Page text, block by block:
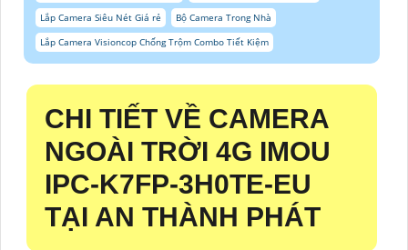
Lắp Camera Siêu Nét Giá rẻ
Bộ Camera Trong Nhà
Lắp Camera Visioncop Chống Trộm Combo Tiết Kiệm
CHI TIẾT VỀ CAMERA
NGOÀI TRỜI 4G IMOU
IPC-K7FP-3H0TE-EU
TẠI AN THÀNH PHÁT